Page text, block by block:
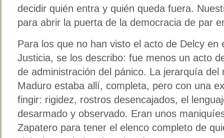
decidir quién entra y quién queda fuera.
para abrir la puerta de la democracia de par
Para los que no han visto el acto de Delcy en
Justicia, se los describo: fue menos un acto
de administración del pánico. La jerarquía del
Maduro estaba allí, completa, pero con una
fingir: rigidez, rostros desencajados, el
desarmado y observado. Eran unos
Zapatero para tener el elenco completo de